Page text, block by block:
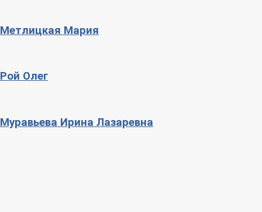
Метлицкая Мария
Рой Олег
Муравьева Ирина Лазаревна